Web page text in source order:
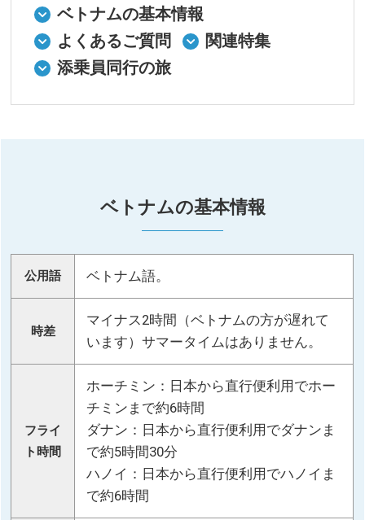
ベトナムの基本情報
よくあるご質問
関連特集
添乗員同行の旅
ベトナムの基本情報
公用語 ベトナム語。
時差
マイナス2時間（ベトナムの方が遅れて
います）サマータイムはありません。
フライ
ト時間
ホーチミン：日本から直行便利用でホー
チミンまで約6時間
ダナン：日本から直行便利用でダナンま
で約5時間30分
ハノイ：日本から直行便利用でハノイま
で約6時間